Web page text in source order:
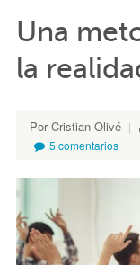
Una
la
Por Cristian Olivé
5 comentarios